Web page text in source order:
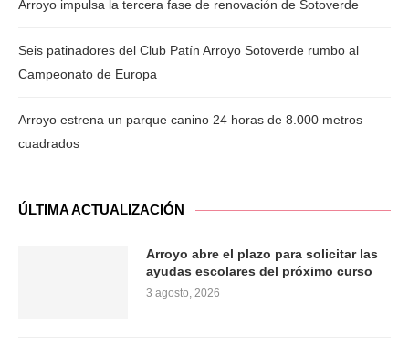
Arroyo impulsa la tercera fase de renovación de Sotoverde
Seis patinadores del Club Patín Arroyo Sotoverde rumbo al
Campeonato de Europa
Arroyo estrena un parque canino 24 horas de 8.000 metros
cuadrados
ÚLTIMA ACTUALIZACIÓN
Arroyo abre el plazo para solicitar las
ayudas escolares del próximo curso
3 agosto, 2026